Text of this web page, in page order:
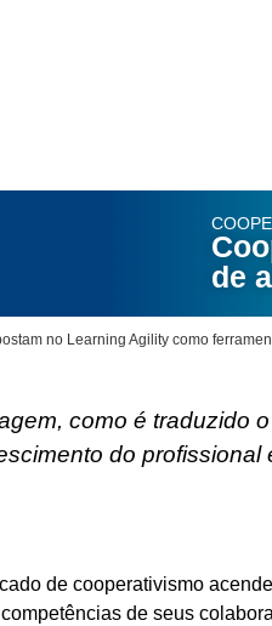
de
no Learning Agility como
como é traduzido
do
de cooperativismo
de seus